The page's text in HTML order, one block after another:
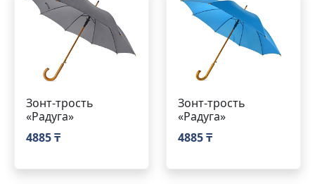
Зонт-трость
«Радуга»
4885 ₸
Зонт-трость
«Радуга»
4885 ₸